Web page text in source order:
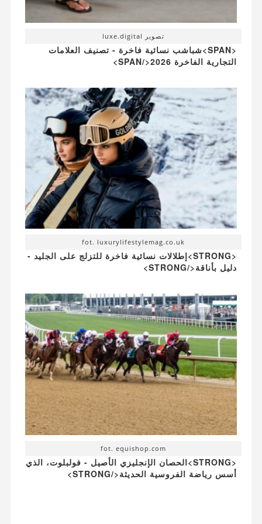
تصوير luxe.digital
<SPAN>شباشب نسائية فاخرة - تصنيف العلامات
التجارية الفاخرة 2026</SPAN>
fot. luxurylifestylemag.co.uk
<STRONG>إطلالات نسائية فاخرة للتزلج على الجليد -
دليل بأناقة</STRONG>
fot. equishop.com
<STRONG>الحصان الإنجليزي الأصيل - فولبلوت، الذي
أسس رياضة الفروسية الحديثة</STRONG>